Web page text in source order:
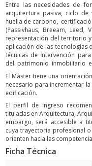
Entre las necesidades de
arquitectura pasiva, ciclo de
huella de carbono,
(Passivhaus, Breeam, Leed,
representación del territorio
aplicación de las tecnologías
técnicas de intervención
del patrimonio inmobiliario
El Máster tiene una
necesario para incrementar
edificación.
El perfil de ingreso
tituladas en Arquitectura,
embargo, será accesible a
cuya trayectoria profesional
orienten hacia las
Ficha Técnica